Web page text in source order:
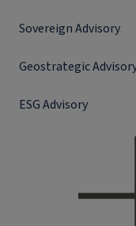
Sovereign Advisory
Geostrategic
ESG Advisory